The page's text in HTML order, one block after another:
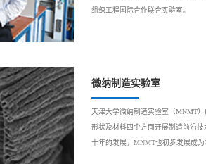
组织工程国际合作联合实验室。
微纳制造实验室
天津大学微纳制造实验室（MNMT）
形状及材料四个方面开展制造前沿
十年的发展，MNMT也初步发展成为